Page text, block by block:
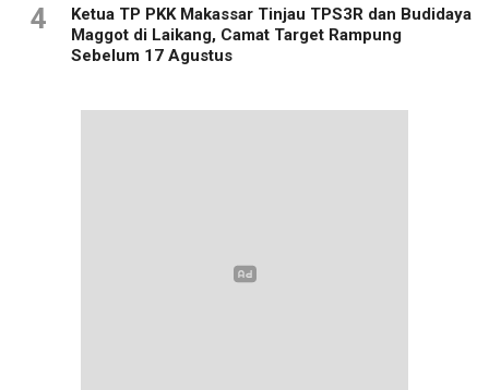
4
Ketua TP PKK Makassar Tinjau TPS3R dan Budidaya
Maggot di Laikang, Camat Target Rampung
Sebelum 17 Agustus